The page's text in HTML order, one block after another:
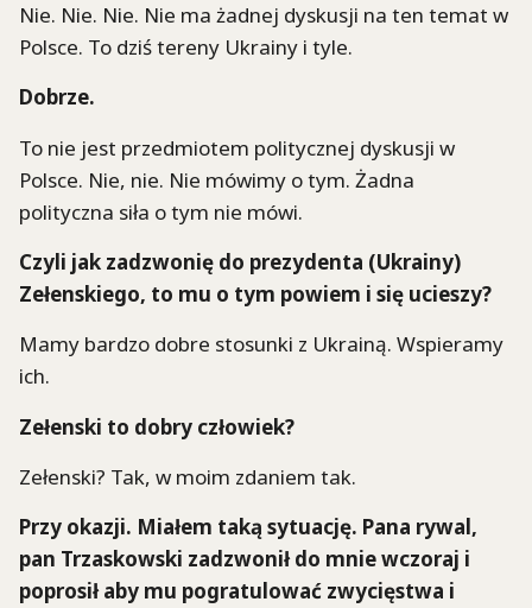
Nie. Nie. Nie. Nie ma żadnej dyskusji na ten temat w
Polsce. To dziś tereny Ukrainy i tyle.
Dobrze.
To nie jest przedmiotem politycznej dyskusji w
Polsce. Nie, nie. Nie mówimy o tym. Żadna
polityczna siła o tym nie mówi.
Czyli jak zadzwonię do prezydenta (Ukrainy)
Zełenskiego, to mu o tym powiem i się ucieszy?
Mamy bardzo dobre stosunki z Ukrainą. Wspieramy
ich.
Zełenski to dobry człowiek?
Zełenski? Tak, w moim zdaniem tak.
Przy okazji. Miałem taką sytuację. Pana rywal,
pan Trzaskowski zadzwonił do mnie wczoraj i
poprosił aby mu pogratulować zwycięstwa i